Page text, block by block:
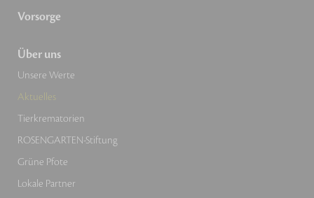
Vorsorge
Über uns
Unsere Werte
Aktuelles
Tierkrematorien
ROSENGARTEN-Stiftung
Grüne Pfote
Lokale Partner